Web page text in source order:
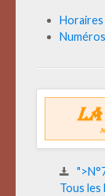
Tous les